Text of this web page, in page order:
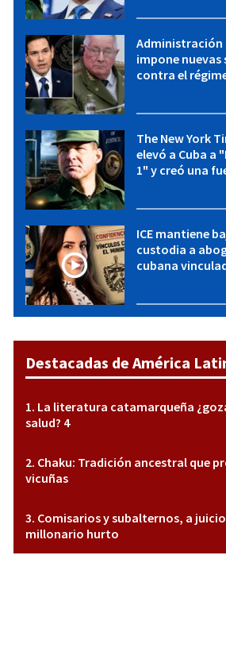
Administración
impone nuevas
contra el
The New York
elevó a Cuba a
1" y creó una fuerza
ICE mantiene
custodia a
cubana
Destacadas de América
La literatura catamarqueña
salud? 4
Chaku: Tradición ancestral que
vicuñas
Comisarios y subalternos, a
millonario hurto